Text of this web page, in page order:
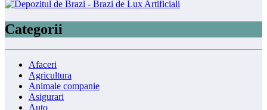
Categorii
Afaceri
Agricultura
Animale companie
Asigurari
Auto